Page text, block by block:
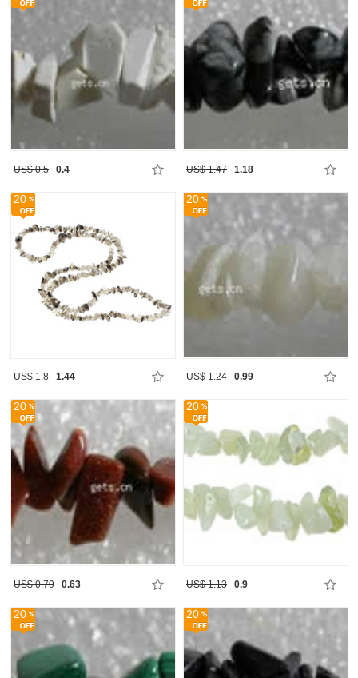
US$ 0.5 0.4 US$ 1.47 1.18
20
US$ 1.8 1.44
20
US$ 1.24 0.99
20
US$ 0.79 0.63
20
US$ 1.13 0.9
20 20